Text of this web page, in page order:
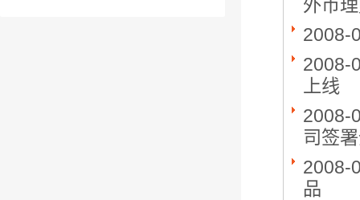
外币
2008-
2008-
上线
2008-
司签
2008-
品